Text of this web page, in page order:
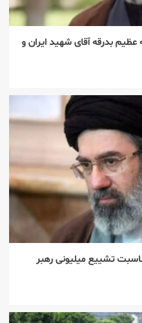
عظیم بدرقه آقای شهید ایران و
تشییع میلیونی رهبر